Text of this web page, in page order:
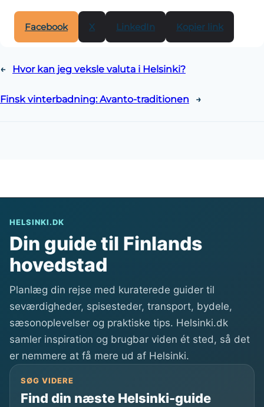
Facebook X LinkedIn Kopier link
← Hvor kan jeg veksle valuta i Helsinki?
Finsk vinterbadning: Avanto-traditionen →
HELSINKI.DK
Din guide til Finlands
hovedstad
Planlæg din rejse med kuraterede guider til
seværdigheder, spisesteder, transport, bydele,
sæsonoplevelser og praktiske tips. Helsinki.dk
samler inspiration og brugbar viden ét sted, så det
er nemmere at få mere ud af Helsinki.
SØG VIDERE
Find din næste Helsinki-guide